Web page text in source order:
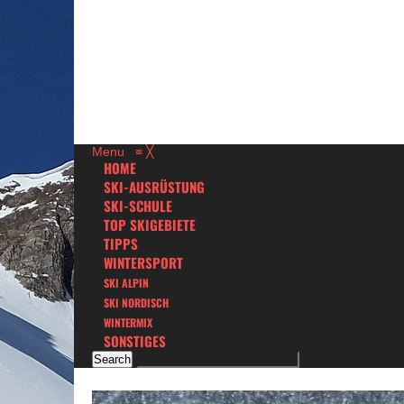
Menu ≡ ╳
HOME
SKI-AUSRÜSTUNG
SKI-SCHULE
TOP SKIGEBIETE
TIPPS
WINTERSPORT
SKI ALPIN
SKI NORDISCH
WINTERMIX
SONSTIGES